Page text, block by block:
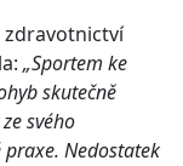
zdravotnictví
„Sportem ke
skutečně
svého
Nedostatek